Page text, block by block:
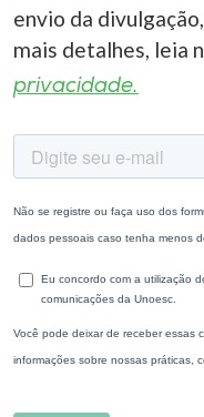
envio da
mais detalhes, leia
privacidade.